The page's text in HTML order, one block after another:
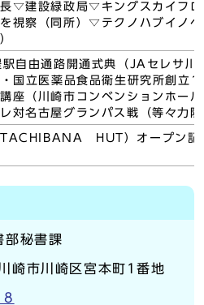
▽建設緑政局▽キングスカイフロ
視察（同所）▽テクノハブイノ
自由通路開通式典（JAセレサ川
国立医薬品食品衛生研究所創立
座（川崎市コンベンションホー
対名古屋グランパス戦（等々力
HUT）オープン記
部秘書課
市川崎区宮本町1番地